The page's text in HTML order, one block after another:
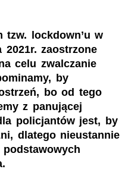
tzw. lockdown’u w
2021r. zaostrzone
celu zwalczanie
by
bo od tego
z panującej
policjantów jest, by
dlatego nieustannie